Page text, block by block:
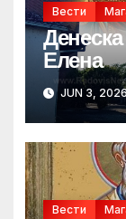
Вести
Елена
JUN 3,
Вести